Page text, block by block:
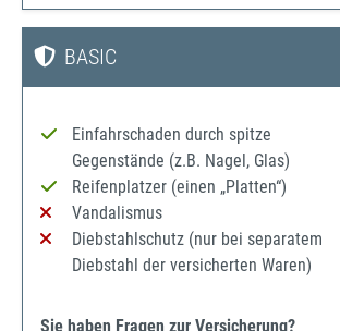
BASIC
Einfahrschaden durch spitze
Gegenstände (z.B. Nagel, Glas)
Reifenplatzer (einen „Platten“)
Vandalismus
Diebstahlschutz (nur bei separatem
Diebstahl der versicherten Waren)
Sie haben Fragen zur Versicherung?